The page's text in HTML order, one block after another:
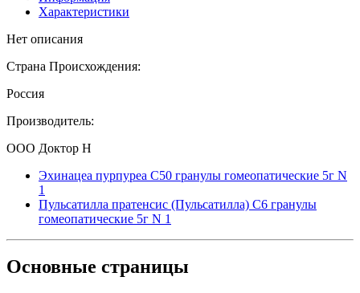
Характеристики
Нет описания
Страна Происхождения:
Россия
Производитель:
ООО Доктор Н
Эхинацеа пурпуреа С50 гранулы гомеопатические 5г N
1
Пульсатилла пратенсис (Пульсатилла) С6 гранулы
гомеопатические 5г N 1
Основные страницы